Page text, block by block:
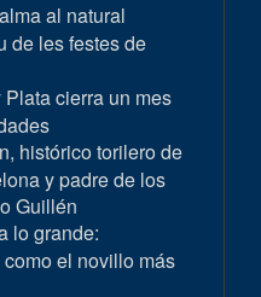
al natural
de les festes de
cierra un mes
histórico torilero de
y padre de los
Guillén
lo grande:
el novillo más